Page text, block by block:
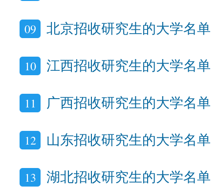
09 北京招收研究生的大学名单
10 江西招收研究生的大学名单
11 广西招收研究生的大学名单
12 山东招收研究生的大学名单
13 湖北招收研究生的大学名单